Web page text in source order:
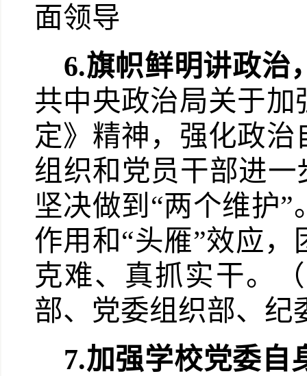
面领导
6.旗帜鲜明讲政治
共中央政治局关于
定》精神，强化政
组织和党员干部进一
坚决做到“两个维护
作用和“头雁”效应
克难、真抓实干。
部、党委组织部、纪
7.加强学校党委自